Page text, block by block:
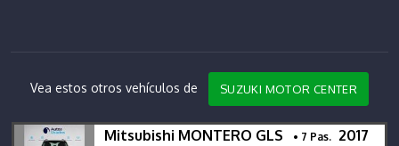
Vea estos otros vehículos de SUZUKI MOTOR CENTER
Mitsubishi MONTERO GLS • 7 Pas. 2017